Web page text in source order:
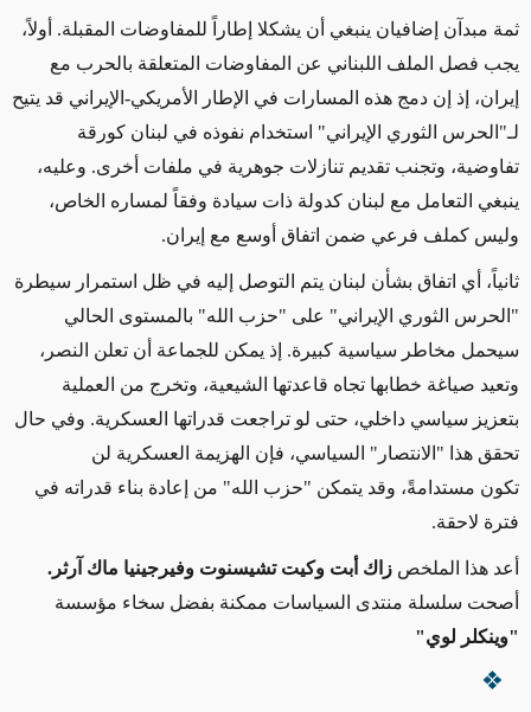
ثمة مبدآن إضافيان ينبغي أن يشكلا إطاراً للمفاوضات المقبلة. أولاً،
يجب فصل الملف اللبناني عن المفاوضات المتعلقة بالحرب مع
إيران، إذ إن دمج هذه المسارات في الإطار الأمريكي-الإيراني قد يتيح
لـ"الحرس الثوري الإيراني" استخدام نفوذه في لبنان كورقة
تفاوضية، وتجنب تقديم تنازلات جوهرية في ملفات أخرى. وعليه،
ينبغي التعامل مع لبنان كدولة ذات سيادة وفقاً لمساره الخاص،
وليس كملف فرعي ضمن اتفاق أوسع مع إيران.
ثانياً، أي اتفاق بشأن لبنان يتم التوصل إليه في ظل استمرار سيطرة
"الحرس الثوري الإيراني" على "حزب الله" بالمستوى الحالي
سيحمل مخاطر سياسية كبيرة. إذ يمكن للجماعة أن تعلن النصر،
وتعيد صياغة خطابها تجاه قاعدتها الشيعية، وتخرج من العملية
بتعزيز سياسي داخلي، حتى لو تراجعت قدراتها العسكرية. وفي حال
تحقق هذا "الانتصار" السياسي، فإن الهزيمة العسكرية لن
تكون مستدامةً، وقد يتمكن "حزب الله" من إعادة بناء قدراته في
فترة لاحقة.
أعد هذا الملخص زاك أبت وكيت تشيسنوت وفيرجينيا ماك آرثر.
أصحت سلسلة منتدى السياسات ممكنة بفضل سخاء مؤسسة
"وينكلر لوي"